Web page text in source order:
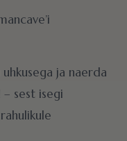
ja naerda
– sest isegi